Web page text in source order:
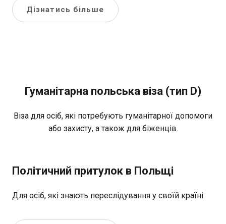
Дізнатись більше
Гуманітарна польська віза (тип D)
Віза для осіб, які потребують гуманітарної допомоги
або захисту, а також для біженців.
Політичний притулок в Польщі
Для осіб, які знають переслідування у своїй країні.